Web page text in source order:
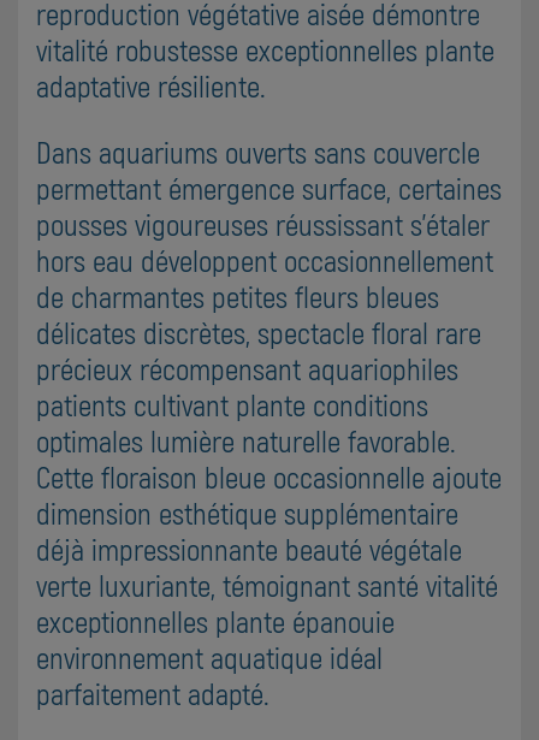
reproduction végétative aisée démontre
vitalité robustesse exceptionnelles plante
adaptative résiliente.
Dans aquariums ouverts sans couvercle
permettant émergence surface, certaines
pousses vigoureuses réussissant s'étaler
hors eau développent occasionnellement
de charmantes petites fleurs bleues
délicates discrètes, spectacle floral rare
précieux récompensant aquariophiles
patients cultivant plante conditions
optimales lumière naturelle favorable.
Cette floraison bleue occasionnelle ajoute
dimension esthétique supplémentaire
déjà impressionnante beauté végétale
verte luxuriante, témoignant santé vitalité
exceptionnelles plante épanouie
environnement aquatique idéal
parfaitement adapté.